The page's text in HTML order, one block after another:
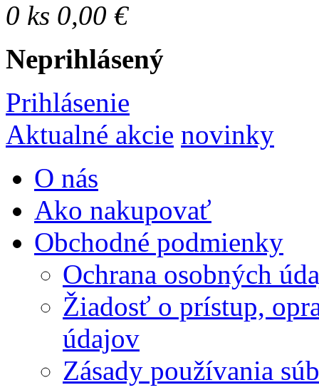
0 ks 0,00 €
Neprihlásený
Prihlásenie
Aktualné akcie novinky
O nás
Ako nakupovať
Obchodné podmienky
Ochrana osobných
Žiadosť o prístup,
údajov
Zásady používania